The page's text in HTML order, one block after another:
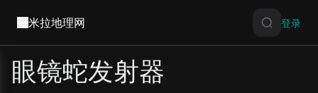
米拉地理网 登录
眼镜蛇发射器